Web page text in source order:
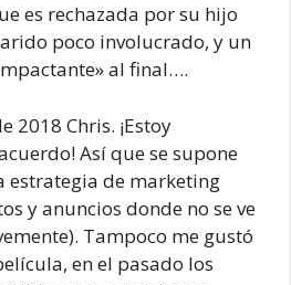
es rechazada por su hijo
poco involucrado, y un
al final….
2018 Chris. ¡Estoy
Así que se supone
estrategia de marketing
y anuncios donde no se ve
Tampoco me gustó
en el pasado los